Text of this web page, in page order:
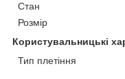
Стан
Розмір
Користувальницькі
Тип плетіння